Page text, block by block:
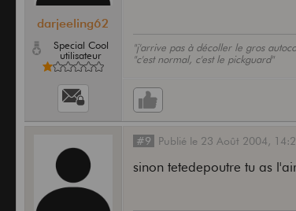
darjeeling62
Special Cool
utilisateur
"j'arrive pas à décoller le gros
"c'est normal, c'est le pickguard"
#9 Publié le 23 Août 2004,
sinon tetedepoutre tu as